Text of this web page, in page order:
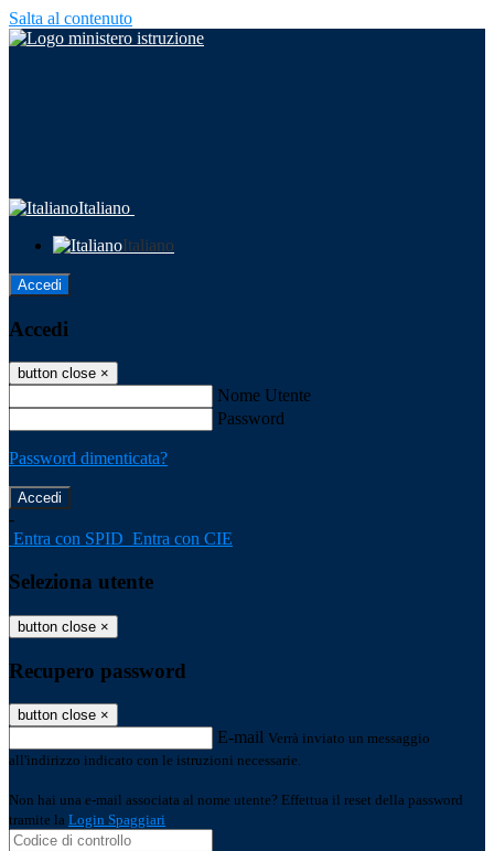
Salta al contenuto
Italiano
Italiano
Accedi
Accedi
button close ×
Nome Utente
Password
Password dimenticata?
-
Entra con SPID Entra con CIE
Seleziona utente
button close ×
Recupero password
button close ×
E-mail Verrà inviato un messaggio
all'indirizzo indicato con le istruzioni necessarie.
Non hai una e-mail associata al nome utente? Effettua il reset della password
tramite la Login Spaggiari